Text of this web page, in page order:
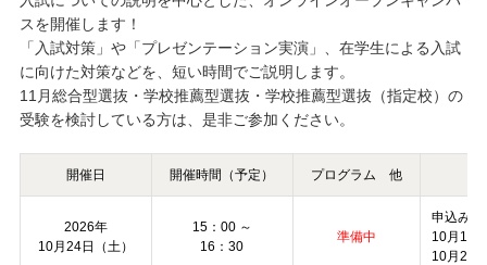
スを開催します！
「入試対策」や「プレゼンテーション実演」、在学生による入試
に向けた対策などを、短い時間でご説明します。
11月総合型選抜・学校推薦型選抜・学校推薦型選抜（指定校）の
受験を検討している方は、是非ご参加ください。
開催日 開催時間（予定） プログラム 他
2026年
10月24日（土）
15：00 ～
16：30
準備中
申込み期
10月13
10月22